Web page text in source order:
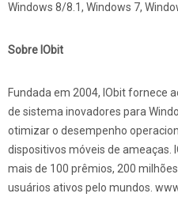
Windows 8/8.1, Windows 7,
Sobre IObit
Fundada em 2004, IObit fornece
de sistema inovadores para
otimizar o desempenho
dispositivos móveis de ameaças.
mais de 100 prêmios, 200
usuários ativos pelo mundos.